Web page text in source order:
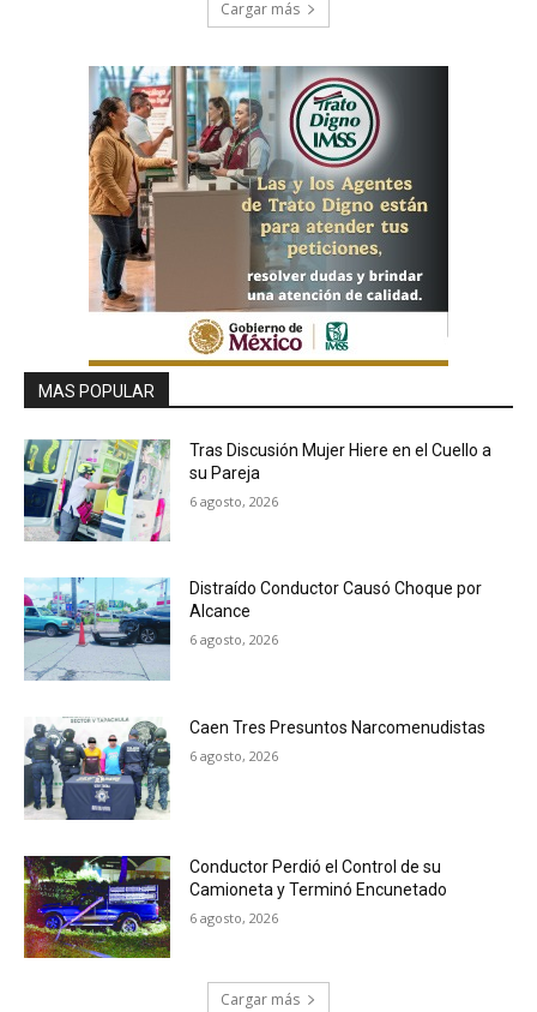
Cargar más
MAS POPULAR
Tras Discusión Mujer Hiere en el Cuello a
su Pareja
6 agosto, 2026
Distraído Conductor Causó Choque por
Alcance
6 agosto, 2026
Caen Tres Presuntos Narcomenudistas
6 agosto, 2026
Conductor Perdió el Control de su
Camioneta y Terminó Encunetado
6 agosto, 2026
Cargar más